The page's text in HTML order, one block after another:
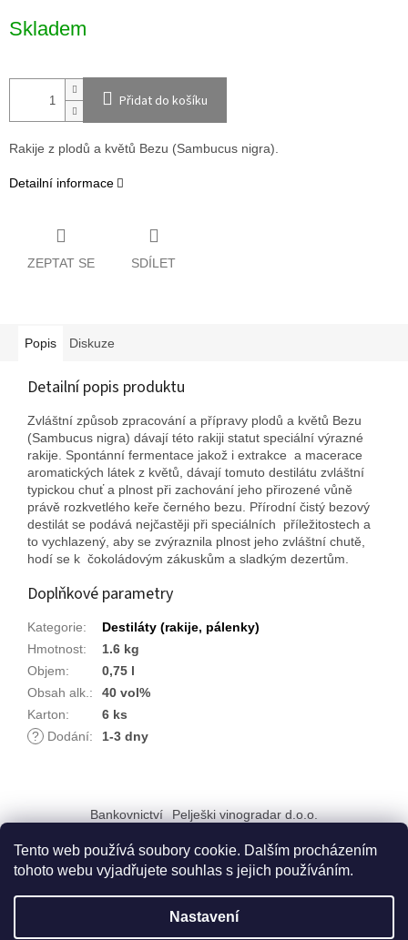
Tento web používá soubory cookie. Dalším procházením
tohoto webu vyjadřujete souhlas s jejich používáním.
Nastavení
cena:
Skladem
Přidat do košíku
Rakije z plodů a květů Bezu (Sambucus nigra).
Detailní informace
ZEPTAT SE SDÍLET
Popis Diskuze
Detailní popis produktu
Zvláštní způsob zpracování a přípravy plodů a květů Bezu
(Sambucus nigra) dávají této rakiji statut speciální výrazné
rakije. Spontánní fermentace jakož i extrakce a macerace
aromatických látek z květů, dávají tomuto destilátu zvláštní
typickou chuť a plnost při zachování jeho přirozené vůně
právě rozkvetlého keře černého bezu. Přírodní čistý bezový
destilát se podává nejčastěji při speciálních příležitostech a
to vychlazený, aby se zvýraznila plnost jeho zvláštní chutě,
hodí se k čokoládovým zákuskům a sladkým dezertům.
Doplňkové parametry
Kategorie:
Destiláty (rakije, pálenky)
Hmotnost:
1.6 kg
Objem:
0,75 l
Obsah alk. :
40 vol%
Karton:
6 ks
?
Dodání: 1-3 dny
p
Bankovnictví Pelješki vinogradar d.o.o.